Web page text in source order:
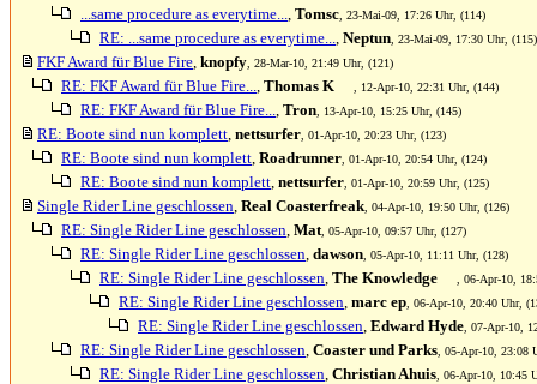
...same procedure as everytime..., Tomsc , 23-Mai-09, 17:26 Uhr, (114)
RE: ...same procedure as everytime..., Neptun , 23-Mai-09, 17:30 Uhr, (115)
FKF Award für Blue Fire, knopfy , 28-Mar-10, 21:49 Uhr, (121)
RE: FKF Award für Blue Fire..., Thomas K , 12-Apr-10, 22:31 Uhr, (144)
RE: FKF Award für Blue Fire..., Tron , 13-Apr-10, 15:25 Uhr, (145)
RE: Boote sind nun komplett, nettsurfer , 01-Apr-10, 20:23 Uhr, (123)
RE: Boote sind nun komplett, Roadrunner , 01-Apr-10, 20:54 Uhr, (124)
RE: Boote sind nun komplett, nettsurfer , 01-Apr-10, 20:59 Uhr, (125)
Single Rider Line geschlossen, Real Coasterfreak , 04-Apr-10, 19:50 Uhr, (126)
RE: Single Rider Line geschlossen, Mat , 05-Apr-10, 09:57 Uhr, (127)
RE: Single Rider Line geschlossen, dawson , 05-Apr-10, 11:11 Uhr, (128)
RE: Single Rider Line geschlossen, The Knowledge , 06-Apr-10,
RE: Single Rider Line geschlossen, marc ep , 06-Apr-10, 20:40 Uhr,
RE: Single Rider Line geschlossen, Edward Hyde , 07-Apr-10,
RE: Single Rider Line geschlossen, Coaster und Parks , 05-Apr-10, 23:08
RE: Single Rider Line geschlossen, Christian Ahuis , 06-Apr-10, 10:45